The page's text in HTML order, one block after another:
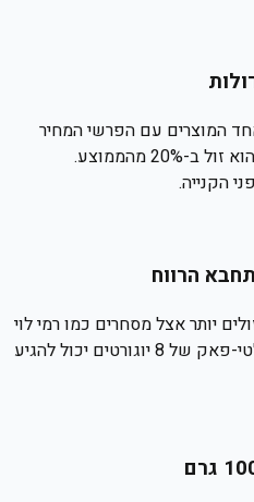
(72+) הוא אחד המוצרים עם הפרשי המחיר
הגדולים ביותר. בחלק מהרשתות הוא זול ב-20% מהממוצע.
הקנייה.
הרווח
יותר אצל מסחרים כמו רמי לוי
ואושר עד. ההפרש על אריזת מולטי-פאק של 8 יוגורטים יכול להגיע